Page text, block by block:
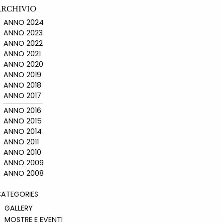
2024
2023
2022
2021
2020
2019
2018
2017
2016
2015
2014
2011
2010
2009
2008
GALLERY
MOSTRE E EVENTI